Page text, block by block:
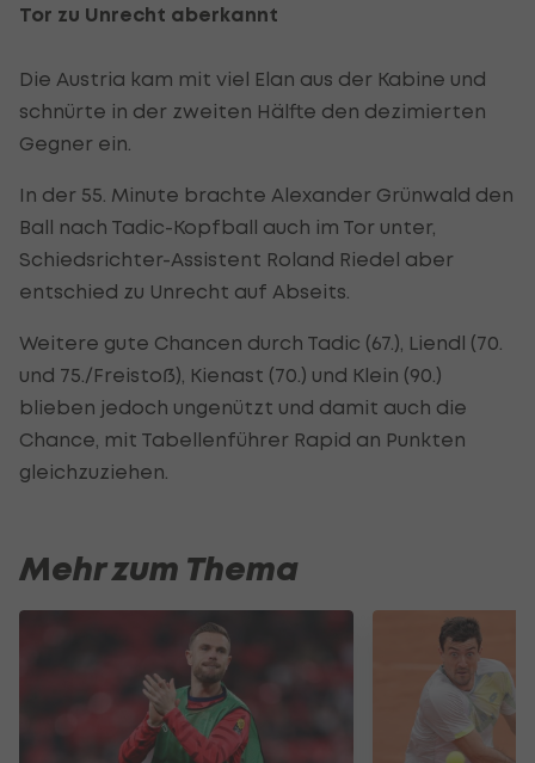
Tor zu Unrecht aberkannt
Die Austria kam mit viel Elan aus der Kabine und
schnürte in der zweiten Hälfte den dezimierten
Gegner ein.
In der 55. Minute brachte Alexander Grünwald den
Ball nach Tadic-Kopfball auch im Tor unter,
Schiedsrichter-Assistent Roland Riedel aber
entschied zu Unrecht auf Abseits.
Weitere gute Chancen durch Tadic (67.), Liendl (70.
und 75./Freistoß), Kienast (70.) und Klein (90.)
blieben jedoch ungenützt und damit auch die
Chance, mit Tabellenführer Rapid an Punkten
gleichzuziehen.
Mehr zum Thema